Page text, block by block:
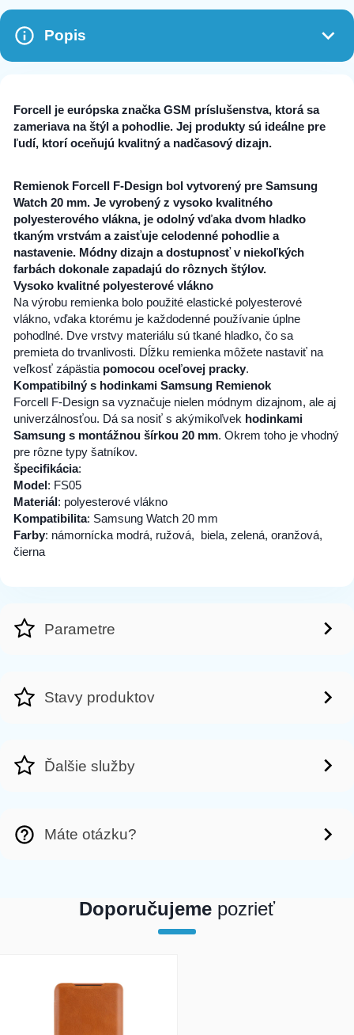
Popis
Forcell je európska značka GSM príslušenstva, ktorá sa
zameriava na štýl a pohodlie. Jej produkty sú ideálne pre
ľudí, ktorí oceňujú kvalitný a nadčasový dizajn.
Remienok Forcell F-Design bol vytvorený pre Samsung
Watch 20 mm. Je vyrobený z vysoko kvalitného
polyesterového vlákna, je odolný vďaka dvom hladko
tkaným vrstvám a zaisťuje celodenné pohodlie a
nastavenie. Módny dizajn a dostupnosť v niekoľkých
farbách dokonale zapadajú do rôznych štýlov.
Vysoko kvalitné polyesterové vlákno
Na výrobu remienka bolo použité elastické polyesterové
vlákno, vďaka ktorému je každodenné používanie úplne
pohodlné. Dve vrstvy materiálu sú tkané hladko, čo sa
premieta do trvanlivosti. Dĺžku remienka môžete nastaviť na
veľkosť zápästia pomocou oceľovej pracky.
Kompatibilný s hodinkami Samsung Remienok
Forcell F-Design sa vyznačuje nielen módnym dizajnom, ale aj
univerzálnosťou. Dá sa nosiť s akýmikoľvek hodinkami
Samsung s montážnou šírkou 20 mm. Okrem toho je vhodný
pre rôzne typy šatníkov.
špecifikácia:
Model: FS05
Materiál: polyesterové vlákno
Kompatibilita: Samsung Watch 20 mm
Farby: námornícka modrá, ružová, biela, zelená, oranžová,
čierna
Parametre
Stavy produktov
Ďalšie služby
Máte otázku?
Doporučujeme pozrieť